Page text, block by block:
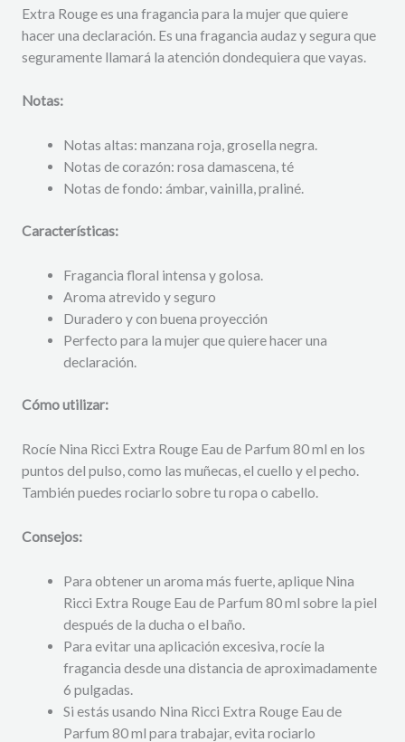
Extra Rouge es una fragancia para la mujer que quiere
hacer una declaración. Es una fragancia audaz y segura que
seguramente llamará la atención dondequiera que vayas.
Notas:
Notas altas: manzana roja, grosella negra.
Notas de corazón: rosa damascena, té
Notas de fondo: ámbar, vainilla, praliné.
Características:
Fragancia floral intensa y golosa.
Aroma atrevido y seguro
Duradero y con buena proyección
Perfecto para la mujer que quiere hacer una
declaración.
Cómo utilizar:
Rocíe Nina Ricci Extra Rouge Eau de Parfum 80 ml en los
puntos del pulso,como las muñecas,el cuello y el pecho.
También puedes rociarlo sobre tu ropa o cabello.
Consejos:
Para obtener un aroma más fuerte,aplique Nina
Ricci Extra Rouge Eau de Parfum 80 ml sobre la piel
después de la ducha o el baño.
Para evitar una aplicación excesiva,rocíe la
fragancia desde una distancia de aproximadamente
6 pulgadas.
Si estás usando Nina Ricci Extra Rouge Eau de
Parfum 80 ml para trabajar,evita rociarlo